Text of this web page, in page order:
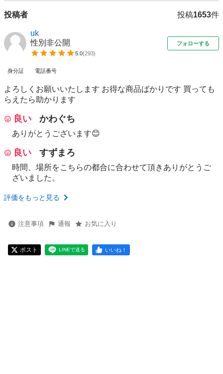
投稿者 投稿1653件
uk
性別非公開
5.0(293)
フォローする
身分証 電話番号
よろしくお願いいたします お得な商品ばかりです 買っても
らえたら助かります
良い かわぐち
ありがとうございます😊
良い すずまろ
時間、場所をこちらの都合に合わせて頂きありがとうご
ざいました。
評価をもっと見る
注意事項 通報 お気に入り
ポスト LINEで送る いいね！